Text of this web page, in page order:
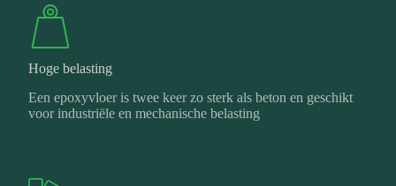
Hoge belasting
Een epoxyvloer is twee keer zo sterk als beton en geschikt
voor industriële en mechanische belasting